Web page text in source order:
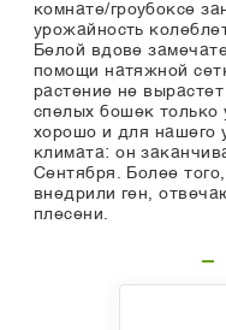
комнате/гроубоксе
урожайность
Белой вдове
помощи натяжной
растение не
спелых бошек только
хорошо и для нашего
климата: он
Сентября. Более
внедрили ген,
плесени.